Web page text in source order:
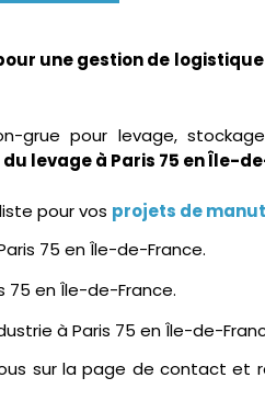
une gestion de
grue pour levage,
levage à Paris 75 en Île-
pour vos projets de
75 en Île-de-France.
75 en Île-de-France.
à Paris 75 en Île-de-
sur la page de contact et